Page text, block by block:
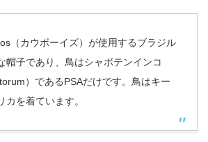
（カウボーイズ）が使用するブラジル
帽子であり、鳥はシャボテンインコ
）であるPSAだけです。鳥はキー
カを着ています。